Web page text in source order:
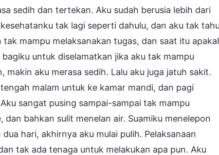
sedih dan tertekan. Aku sudah berusia lebih dari
tak lagi seperti dahulu, dan aku tak
mampu melaksanakan tugas, dan saat itu
untuk diselamatkan jika aku tak mampu
aku merasa sedih. Lalu aku juga jatuh sakit.
malam untuk ke kamar mandi, dan pagi
sangat pusing sampai-sampai tak mampu
bahkan sulit menelan air. Suamiku menelepon
hari, akhirnya aku mulai pulih. Pelaksanaan
tak ada tenaga untuk melakukan apa pun. Aku